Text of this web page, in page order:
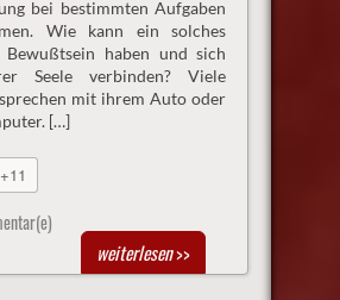
bei bestimmten Aufgaben
Wie kann ein solches
Bewußtsein haben und sich
Seele verbinden? Viele
mit ihrem Auto oder
[…]
+11
weiterlesen>>